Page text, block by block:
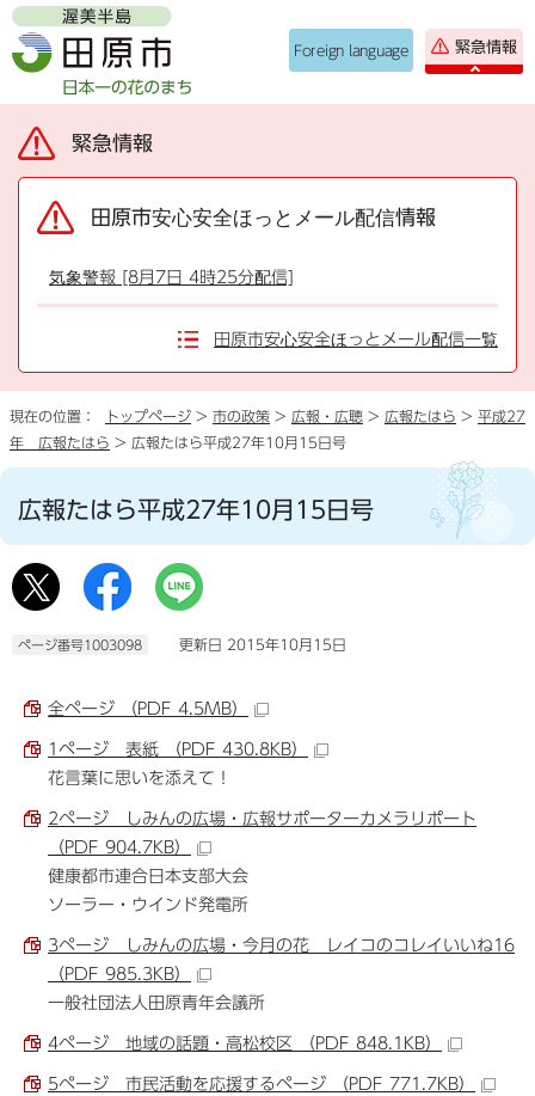
Foreign language 緊急情報
緊急情報
田原市安心安全ほっとメール配信情報
気象警報 [8月7日 4時25分配信]
田原市安心安全ほっとメール配信一覧
現在の位置： トップページ > 市の政策 > 広報・広聴 > 広報たはら > 平成27
年 広報たはら > 広報たはら平成27年10月15日号
広報たはら平成27年10月15日号
ページ番号1003098 更新日 2015年10月15日
全ページ （PDF 4.5MB）
1ページ 表紙 （PDF 430.8KB）
花言葉に思いを添えて！
2ページ しみんの広場・広報サポーターカメラリポート
（PDF 904.7KB）
健康都市連合日本支部大会
ソーラー・ウインド発電所
3ページ しみんの広場・今月の花 レイコのコレイいいね16
（PDF 985.3KB）
一般社団法人田原青年会議所
4ページ 地域の話題・高松校区 （PDF 848.1KB）
5ページ 市民活動を応援するページ （PDF 771.7KB）